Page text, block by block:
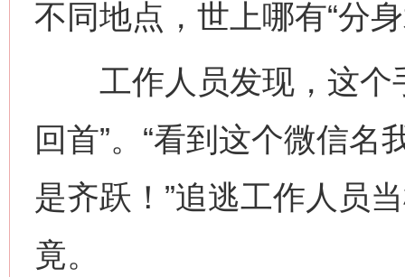
不同地点，世上哪有“分
工作人员发现，这个
回首”。“看到这个微信名
是齐跃！”追逃工作人员
竟。